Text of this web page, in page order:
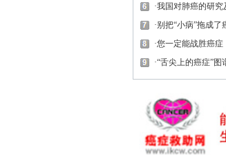
我国对肺癌的研究
别把“小病”拖成了
您一定能战胜癌症
“舌尖上的癌症”图